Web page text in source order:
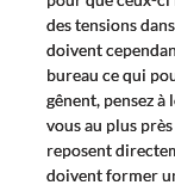
des tensions
doivent
bureau ce qui
gênent, pensez à
vous au plus
reposent
doivent former